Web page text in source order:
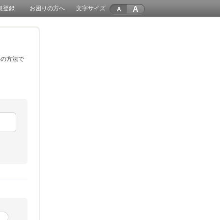
登録 お困りの方へ 文字サイズ A
方法で